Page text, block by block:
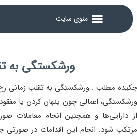
ورشکستگی به
چکیده مطلب : ورشکستگی به تقلب زمانی
ورشکستگی، اعمالی چون پنهان کردن یا
از دارایی‌ها و همچنین انجام معاملات
مرتکب شود. انجام این اقدامات در